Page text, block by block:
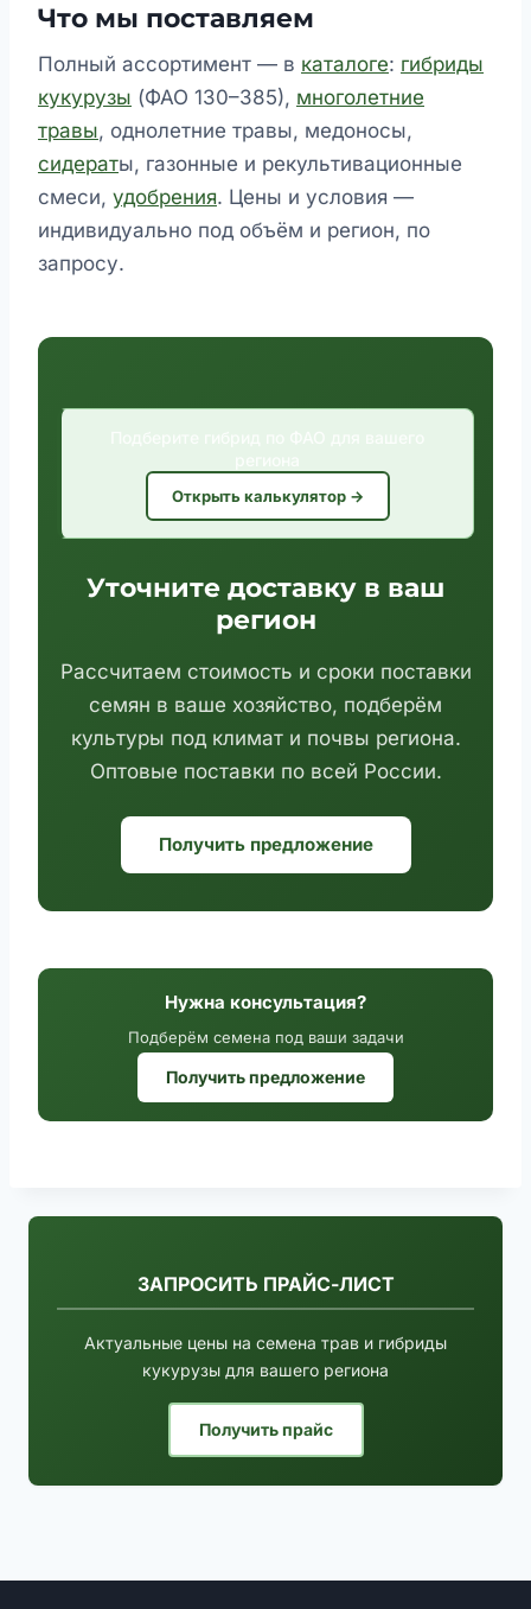
Что мы поставляем
Полный ассортимент — в каталоге: гибриды
кукурузы (ФАО 130–385), многолетние
травы, однолетние травы, медоносы,
сидераты, газонные и рекультивационные
смеси, удобрения. Цены и условия —
индивидуально под объём и регион, по
запросу.
Открыть калькулятор →
Уточните доставку в ваш
регион
Рассчитаем стоимость и сроки поставки
семян в ваше хозяйство, подберём
культуры под климат и почвы региона.
Оптовые поставки по всей России.
Получить предложение
Нужна консультация?
Подберём семена под ваши задачи
Получить предложение
ЗАПРОСИТЬ ПРАЙС-ЛИСТ
Актуальные цены на семена трав и гибриды
кукурузы для вашего региона
Получить прайс